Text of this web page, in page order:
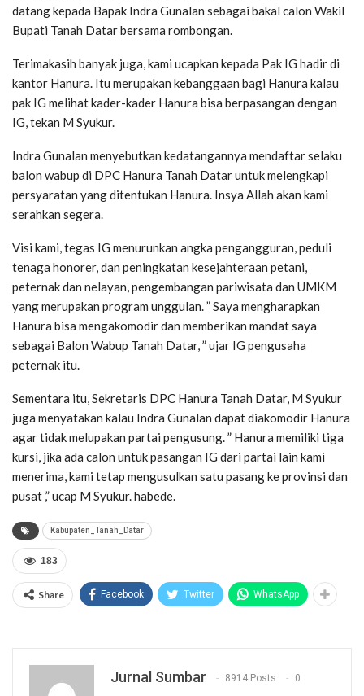
datang kepada Bapak Indra Gunalan sebagai bakal calon Wakil
Bupati Tanah Datar bersama rombongan.
Terimakasih banyak juga, kami ucapkan kepada Pak IG hadir di
kantor Hanura. Itu merupakan kebanggaan bagi Hanura kalau
pak IG melihat kader-kader Hanura bisa berpasangan dengan
IG, tekan M Syukur.
Indra Gunalan menyebutkan kedatangannya mendaftar selaku
balon wabup di DPC Hanura Tanah Datar untuk melengkapi
persyaratan yang ditentukan Hanura. Insya Allah akan kami
serahkan segera.
Visi kami, tegas IG menurunkan angka pengangguran, peduli
tenaga honorer, dan peningkatan kesejahteraan petani,
peternak dan nelayan, pengembangan pariwisata dan UMKM
yang merupakan program unggulan. ” Saya mengharapkan
Hanura bisa mengakomodir dan memberikan mandat saya
sebagai Balon Wabup Tanah Datar, ” ujar IG pengusaha
peternak itu.
Sementara itu, Sekretaris DPC Hanura Tanah Datar, M Syukur
juga menyatakan kalau Indra Gunalan dapat diakomodir Hanura
agar tidak melupakan partai pengusung. ” Hanura memiliki tiga
kursi, jika ada calon untuk pasangan IG dari partai lain kami
menerima, kami tetap mengusulkan satu pasang ke provinsi dan
pusat ,” ucap M Syukur. habede.
Kabupaten_Tanah_Datar
183
Share Facebook Twitter WhatsApp
Jurnal Sumbar 8914 Posts 0